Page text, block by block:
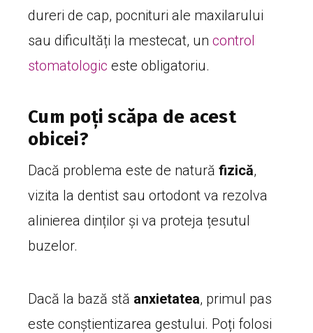
dureri de cap, pocnituri ale maxilarului
sau dificultăți la mestecat, un control
stomatologic este obligatoriu.
Cum poți scăpa de acest
obicei?
Dacă problema este de natură fizică,
vizita la dentist sau ortodont va rezolva
alinierea dinților și va proteja țesutul
buzelor.
Dacă la bază stă anxietatea, primul pas
este conștientizarea gestului. Poți folosi